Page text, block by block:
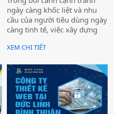
2025 )
ngày càng khốc liệt và nhu
cầu của người tiêu dùng ngày
càng tinh tế, việc xây dựng
hiệu quả cho mùa bán hàng
cấp thiết hơn bao giờ hết.
XEM CHI TIẾT